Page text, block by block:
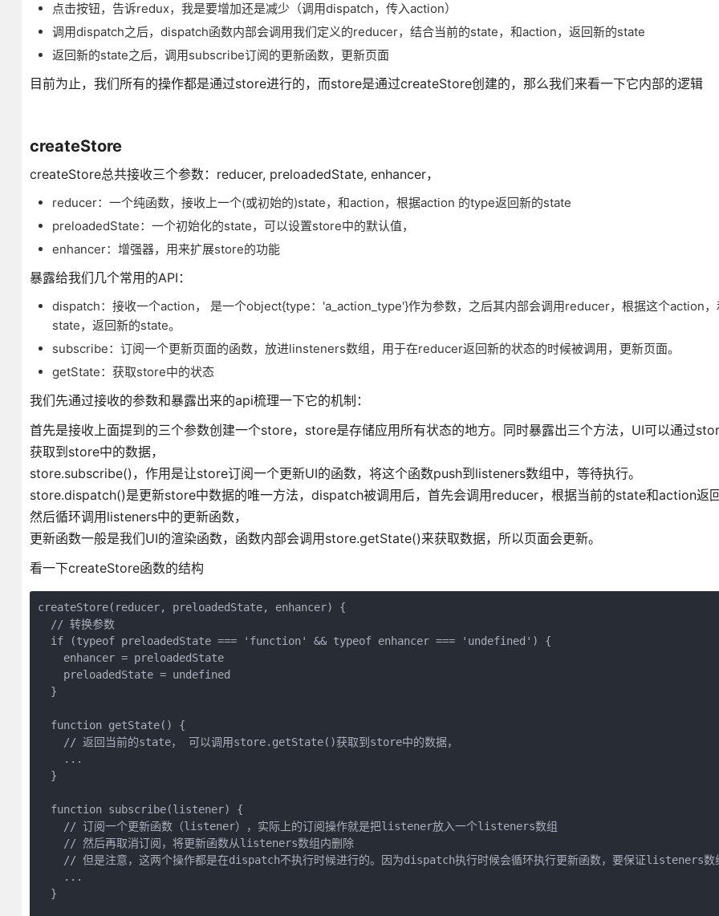
点击按钮，告诉redux，我是要增加还是减少（调用dispatch，传入action）
调用dispatch之后，dispatch函数内部会调用我们定义的reducer，结合当前的state，和action，返回新的state
返回新的state之后，调用subscribe订阅的更新函数，更新页面
目前为止，我们所有的操作都是通过store进行的，而store是通过createStore创建的，那么我们来看一下它内部的逻辑
createStore
createStore总共接收三个参数：reducer, preloadedState, enhancer，
reducer：一个纯函数，接收上一个(或初始的)state，和action，根据action 的type返回新的state
preloadedState：一个初始化的state，可以设置store中的默认值，
enhancer：增强器，用来扩展store的功能
暴露给我们几个常用的API：
dispatch：接收一个action， 是一个object{type：'a_action_type'}作为参数，之后其内部会调用reducer，根据这个action，
state，返回新的state。
subscribe：订阅一个更新页面的函数，放进linsteners数组，用于在reducer返回新的状态的时候被调用，更新页面。
getState：获取store中的状态
我们先通过接收的参数和暴露出来的api梳理一下它的机制：
首先是接收上面提到的三个参数创建一个store，store是存储应用所有状态的地方。同时暴露出三个方法，UI可以通过
获取到store中的数据，
store.subscribe()，作用是让store订阅一个更新UI的函数，将这个函数push到listeners数组中，等待执行。
store.dispatch()是更新store中数据的唯一方法，dispatch被调用后，首先会调用reducer，根据当前的state和action返回
然后循环调用listeners中的更新函数，
更新函数一般是我们UI的渲染函数，函数内部会调用store.getState()来获取数据，所以页面会更新。
看一下createStore函数的结构
createStore(reducer, preloadedState, enhancer) {
  // 转换参数
  if (typeof preloadedState === 'function' && typeof enhancer === 'undefined') {
    enhancer = preloadedState
    preloadedState = undefined
  }
  function getState() {
    // 返回当前的state， 可以调用store.getState()获取到store中的数据，
    ...
  }
  function subscribe(listener) {
    // 订阅一个更新函数（listener），实际上的订阅操作就是把listener放入一个listeners数组
    // 然后再取消订阅，将更新函数从listeners数组内删除
// 但是注意，这两个操作都是在dispatch不执行时候进行的。因为dispatch执行时候会循环执行更新函数，要保证listeners数
    ...
  }